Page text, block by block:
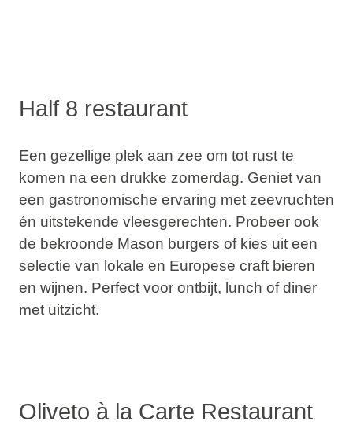
Half 8 restaurant
Een gezellige plek aan zee om tot rust te
komen na een drukke zomerdag. Geniet van
een gastronomische ervaring met zeevruchten
én uitstekende vleesgerechten. Probeer ook
de bekroonde Mason burgers of kies uit een
selectie van lokale en Europese craft bieren
en wijnen. Perfect voor ontbijt, lunch of diner
met uitzicht.
Oliveto à la Carte Restaurant